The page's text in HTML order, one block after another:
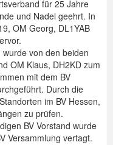
für 25 Jahre
und Nadel geehrt. In
OM Georg, DL1YAB
von den beiden
OM Klaus, DH2KD zum
mit dem BV
Durch die
im BV Hessen,
zu prüfen.
BV Vorstand wurde
Versammlung vertagt.